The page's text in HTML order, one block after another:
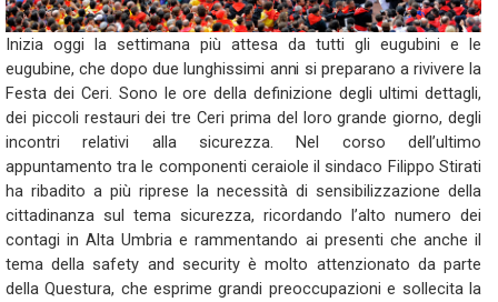
Inizia oggi la settimana più attesa da tutti gli eugubini e le
eugubine, che dopo due lunghissimi anni si preparano a rivivere la
Festa dei Ceri. Sono le ore della definizione degli ultimi dettagli,
dei piccoli restauri dei tre Ceri prima del loro grande giorno, degli
incontri relativi alla sicurezza. Nel corso dell’ultimo
appuntamento tra le componenti ceraiole il sindaco Filippo Stirati
ha ribadito a più riprese la necessità di sensibilizzazione della
cittadinanza sul tema sicurezza, ricordando l’alto numero dei
contagi in Alta Umbria e rammentando ai presenti che anche il
tema della safety and security è molto attenzionato da parte
della Questura, che esprime grandi preoccupazioni e sollecita la